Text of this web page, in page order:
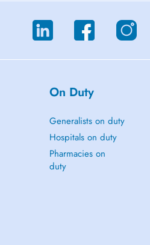
On Duty
Generalists on duty
Hospitals on duty
Pharmacies on
duty